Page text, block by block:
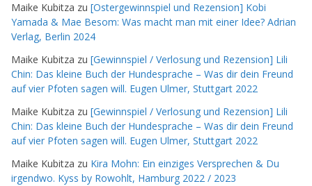
Maike Kubitza zu [Ostergewinnspiel und Rezension] Kobi
Yamada & Mae Besom: Was macht man mit einer Idee? Adrian
Verlag, Berlin 2024
Maike Kubitza zu [Gewinnspiel / Verlosung und Rezension] Lili
Chin: Das kleine Buch der Hundesprache – Was dir dein Freund
auf vier Pfoten sagen will. Eugen Ulmer, Stuttgart 2022
Maike Kubitza zu [Gewinnspiel / Verlosung und Rezension] Lili
Chin: Das kleine Buch der Hundesprache – Was dir dein Freund
auf vier Pfoten sagen will. Eugen Ulmer, Stuttgart 2022
Maike Kubitza zu Kira Mohn: Ein einziges Versprechen & Du
irgendwo. Kyss by Rowohlt, Hamburg 2022 / 2023